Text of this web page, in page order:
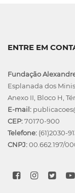
ENTRE EM
Fundação
Esplanada dos
Anexo II, Bloco H,
E-mail:
CEP:70170-900
Telefone: (61)2030-
CNPJ:00.662.197/